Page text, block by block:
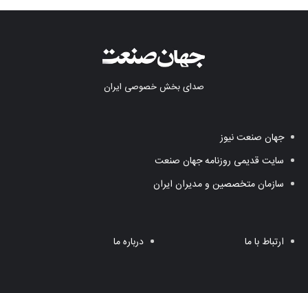
صدای بخش خصوصی ایران
جهان صنعت نیوز
سایت قدیمی روزنامه جهان صنعت
سازمان متخصصین و مدیران ایران
ارتباط با ما درباره ما